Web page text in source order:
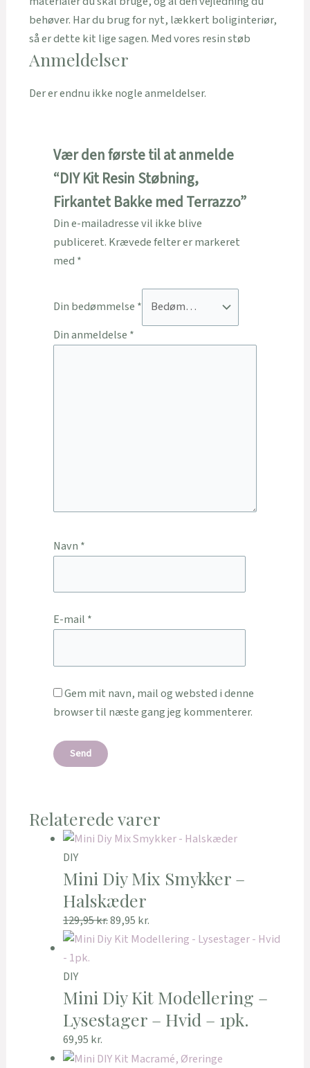
behøver. Har du brug for nyt, lækkert boliginteriør,
så er dette kit lige sagen. Med vores resin støb
Anmeldelser
Der er endnu ikke nogle anmeldelser.
Vær den første til at anmelde
“DIY Kit Resin Støbning,
Firkantet Bakke med Terrazzo”
Din e-mailadresse vil ikke blive
publiceret. Krævede felter er markeret
med *
Din bedømmelse *
Din anmeldelse *
Navn *
E-mail *
Gem mit navn, mail og websted i denne
browser til næste gang jeg kommenterer.
Relaterede varer
DIY
Mini Diy Mix Smykker –
Halskæder
129,95kr.89,95 kr.
DIY
Mini Diy Kit Modellering –
Lysestager – Hvid – 1pk.
69,95 kr.